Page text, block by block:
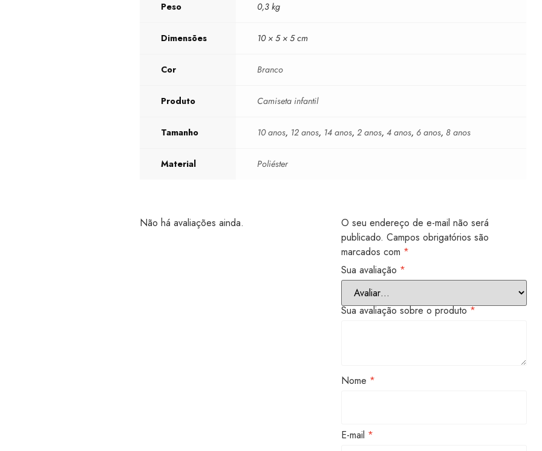
Peso 0,3 kg
Dimensões 10 × 5 × 5 cm
Cor Branco
Produto Camiseta infantil
Tamanho 10 anos, 12 anos, 14 anos,2 anos,4 anos, 6 anos,8 anos
Material Poliéster
Não há avaliações ainda.
O seu endereço de e-mail não será
publicado. Campos obrigatórios são
marcados com *
Sua avaliação *
Sua avaliação sobre o produto*
Nome *
E-mail *